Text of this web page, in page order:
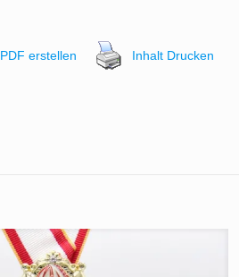
PDF erstellen Inhalt Drucken